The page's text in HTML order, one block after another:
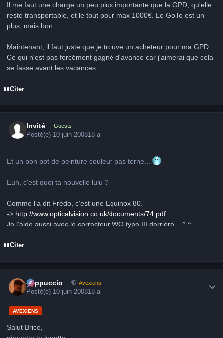
Il me faut une charge un peu plus importante que la GPD, qu'elle
reste transportable, et le tout pour max 1000€. Le GoTo est un
plus, mais bon..
Maintenant, il faut juste que je trouve un acheteur pour ma GPD.
Ce qui n'est pas forcément gagné d'avance car j'aimerai que cela
se fasse avant les vacances.
Citer
Invité Guests
Posté(e) 10 juin 200818 a
Et un bon pot de peinture couleur pas terne...
Euh, c'est quoi ta nouvelle lulu ?
Comme l'a dit Frédo, c'est une Equinox 80.
-> http://www.opticalvision.co.uk/documents/74.pdf
Je l'aide aussi avec le correcteur WO type III derrière... ^.^
Citer
peppuccio Avexiens
Posté(e) 10 juin 200818 a
AVEXIENS
Salut Brice,